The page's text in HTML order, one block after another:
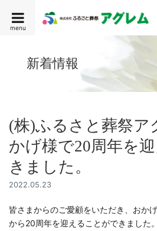
menu
新着情報
(株)ふるさと葬祭ア
かげ様で20周年を
きました。
2022.05.23
皆さまからのご愛顧をいただき、おか
から20周年を迎えることができました